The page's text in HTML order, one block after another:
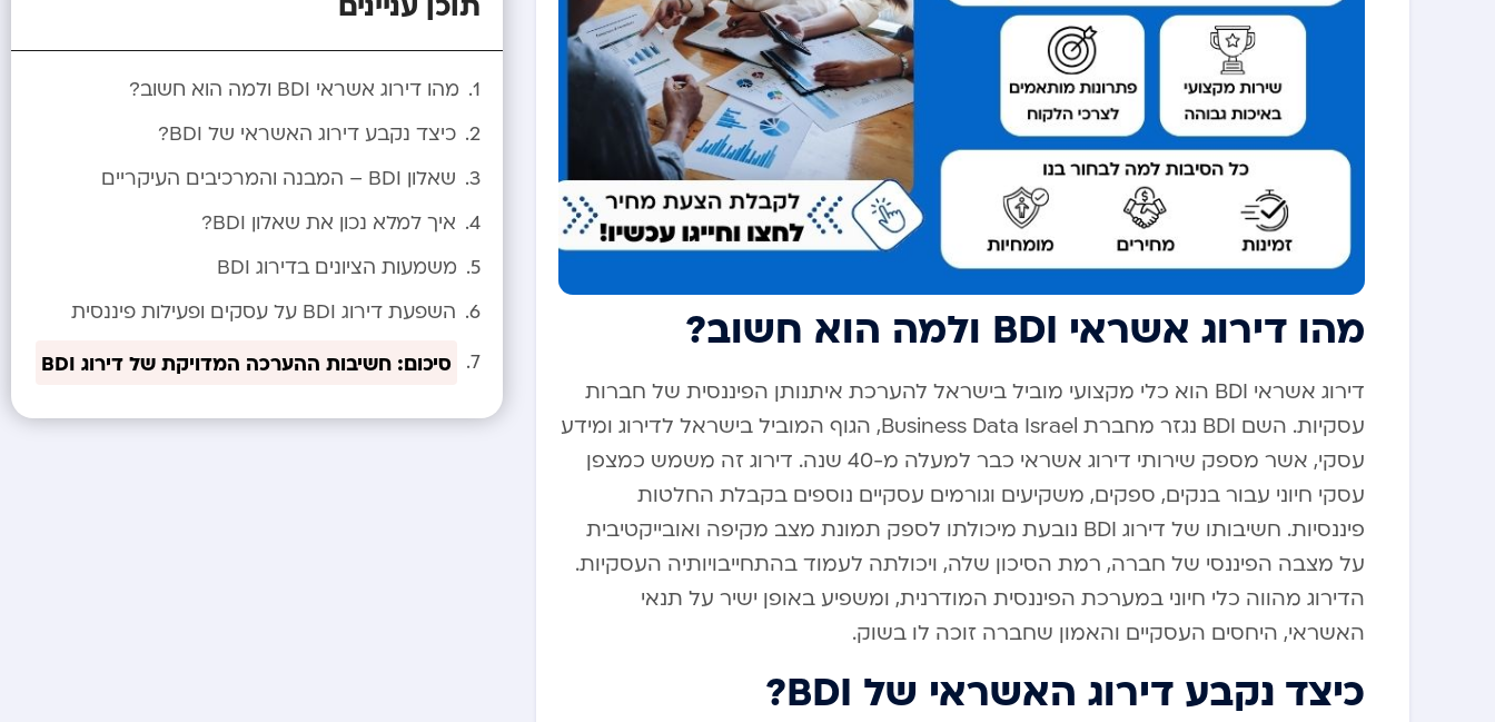
מהו דירוג אשראי BDI ולמה הוא חשוב?
דירוג אשראי BDI הוא כלי מקצועי מוביל בישראל להערכת איתנותן הפיננסית של חברות
עסקיות. השם BDI נגזר מחברת Business Data Israel, הגוף המוביל בישראל לדירוג ומידע
עסקי, אשר מספק שירותי דירוג אשראי כבר למעלה מ-40 שנה. דירוג זה משמש כמצפן
עסקי חיוני עבור בנקים, ספקים, משקיעים וגורמים עסקיים נוספים בקבלת החלטות
פיננסיות. חשיבותו של דירוג BDI נובעת מיכולתו לספק תמונת מצב מקיפה ואובייקטיבית
על מצבה הפיננסי של חברה, רמת הסיכון שלה, ויכולתה לעמוד בהתחייבויותיה העסקיות.
הדירוג מהווה כלי חיוני במערכת הפיננסית המודרנית, ומשפיע באופן ישיר על תנאי
האשראי, היחסים העסקיים והאמון שחברה זוכה לו בשוק.
כיצד נקבע דירוג האשראי של BDI?
מהו דירוג אשראי BDI ולמה הוא חשוב?
כיצד נקבע דירוג האשראי של BDI?
שאלון BDI – המבנה והמרכיבים העיקריים
איך למלא נכון את שאלון BDI?
משמעות הציונים בדירוג BDI
השפעת דירוג BDI על עסקים ופעילות פיננסית
סיכום: חשיבות ההערכה המדויקת של דירוג BDI